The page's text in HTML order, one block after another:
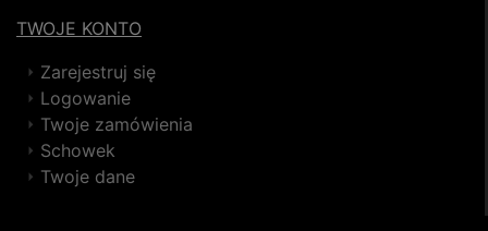
TWOJE KONTO
Zarejestruj się
Logowanie
Twoje zamówienia
Schowek
Twoje dane